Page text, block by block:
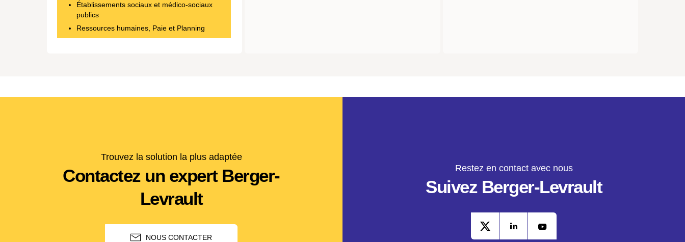
Établissements sociaux et médico-sociaux
publics
Ressources humaines, Paie et Planning
Trouvez la solution la plus adaptée
Contactez un expert Berger-
Levrault
NOUS CONTACTER
Restez en contact avec nous
Suivez Berger-Levrault